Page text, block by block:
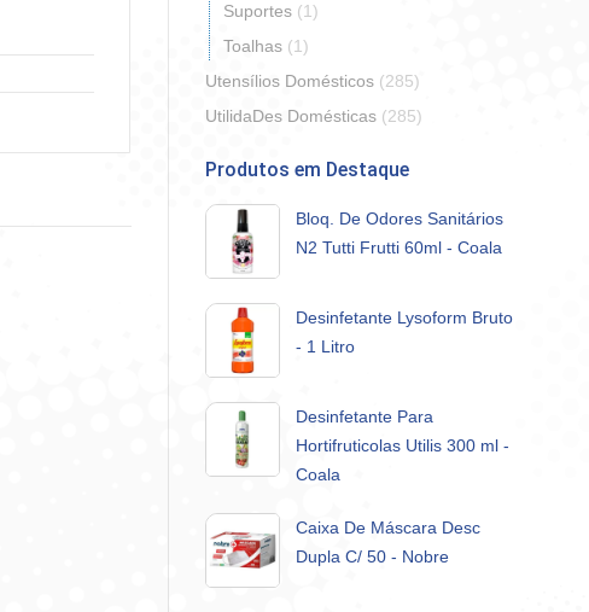
Suportes (1)
Toalhas (1)
Utensílios Domésticos (285)
UtilidaDes Domésticas (285)
Produtos em Destaque
Bloq. De Odores Sanitários
N2 Tutti Frutti 60ml - Coala
Desinfetante Lysoform Bruto
- 1 Litro
Desinfetante Para
Hortifruticolas Utilis 300 ml -
Coala
Caixa De Máscara Desc
Dupla C/ 50 - Nobre